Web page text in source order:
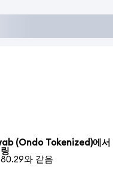
(Ondo Tokenized)에서
와 같음